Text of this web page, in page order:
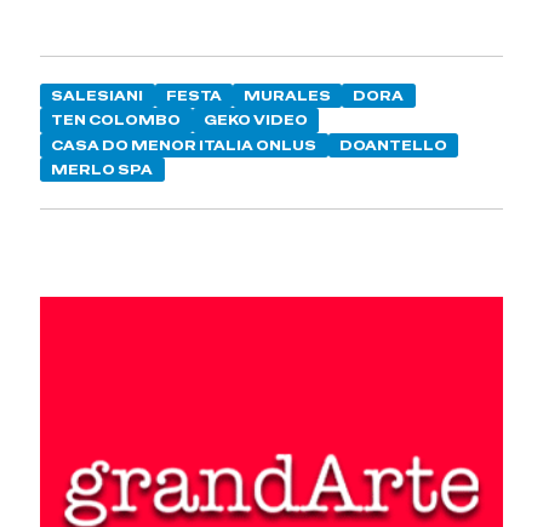
SALESIANI FESTA MURALES
DORA
TEN COLOMBO
GEKO VIDEO
CASA DO MENOR ITALIA ONLUS
DOANTELLO
MERLO SPA